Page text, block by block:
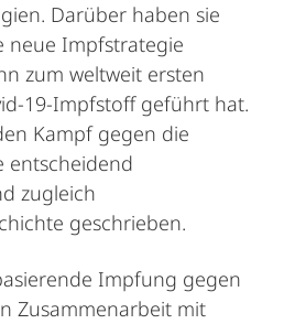
Darüber haben sie
neue Impfstrategie
zum weltweit ersten
19-Impfstoff geführt hat.
Kampf gegen die
entscheidend
zugleich
geschrieben.
Impfung gegen
Zusammenarbeit mit